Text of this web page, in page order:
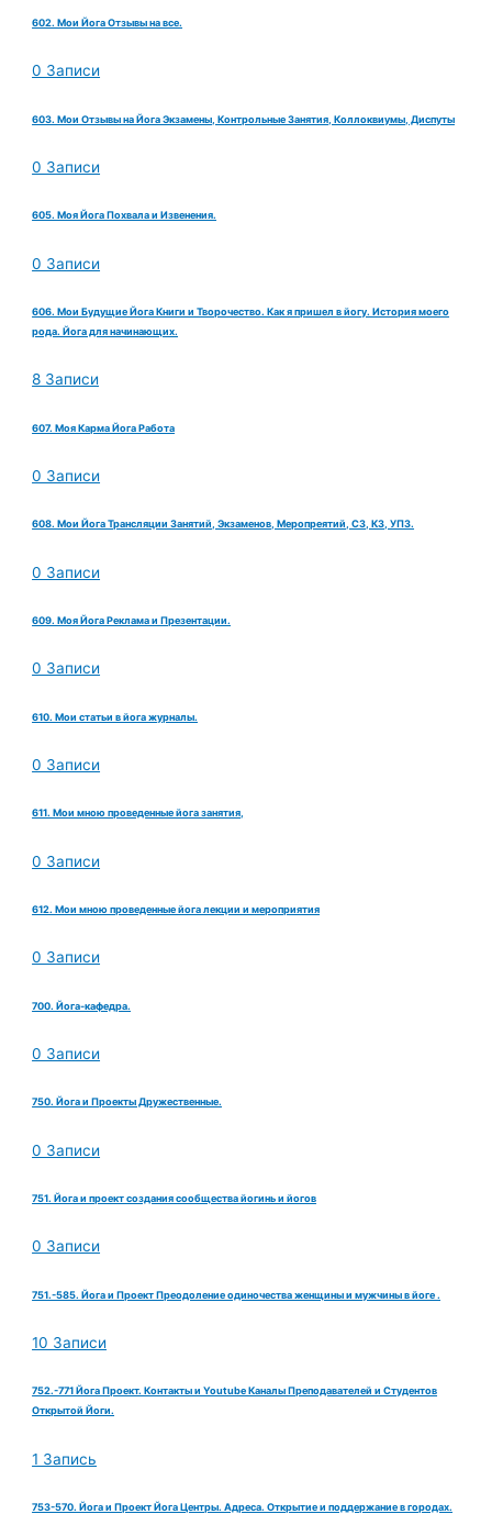
602. Мои Йога Отзывы на все.
0 Записи
603. Мои Отзывы на Йога Экзамены, Контрольные Занятия, Коллоквиумы, Диспуты
0 Записи
605. Моя Йога Похвала и Извенения.
0 Записи
606. Мои Будущие Йога Книги и Творочество. Как я пришел в йогу. История моего
рода. Йога для начинающих.
8 Записи
607. Моя Карма Йога Работа
0 Записи
608. Мои Йога Трансляции Занятий, Экзаменов, Меропреятий, СЗ, КЗ, УПЗ.
0 Записи
609. Моя Йога Реклама и Презентации.
0 Записи
610. Мои статьи в йога журналы.
0 Записи
611. Мои мною проведенные йога занятия,
0 Записи
612. Мои мною проведенные йога лекции и мероприятия
0 Записи
700. Йога-кафедра.
0 Записи
750. Йога и Проекты Дружественные.
0 Записи
751. Йога и проект создания сообщества йогинь и йогов
0 Записи
751.-585. Йога и Проект Преодоление одиночества женщины и мужчины в йоге .
10 Записи
752.-771 Йога Проект. Контакты и Youtube Каналы Преподавателей и Студентов
Открытой Йоги.
1 Запись
753-570. Йога и Проект Йога Центры. Адреса. Открытие и поддержание в городах.